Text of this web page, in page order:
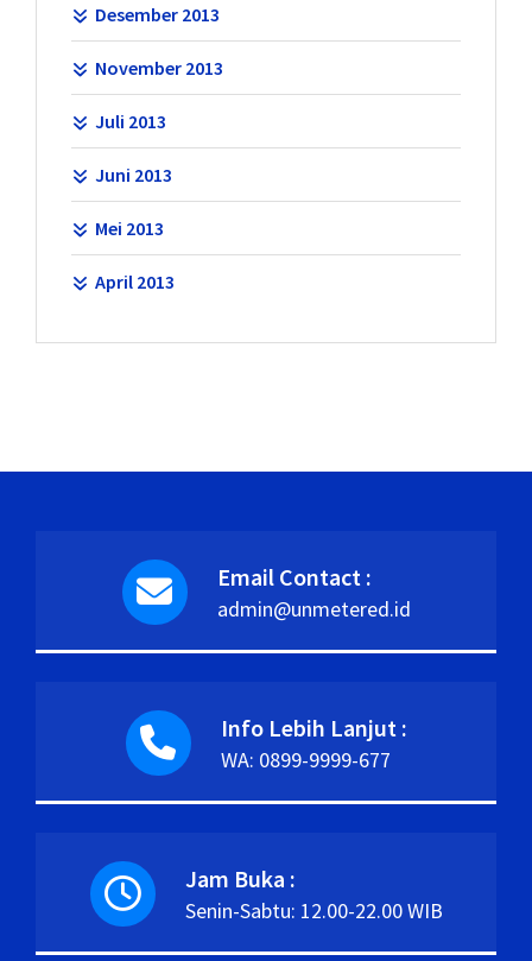
Desember 2013
November 2013
Juli 2013
Juni 2013
Mei 2013
April 2013
Email Contact :
admin@unmetered.id
Info Lebih Lanjut :
WA: 0899-9999-677
Jam Buka :
Senin-Sabtu: 12.00-22.00 WIB